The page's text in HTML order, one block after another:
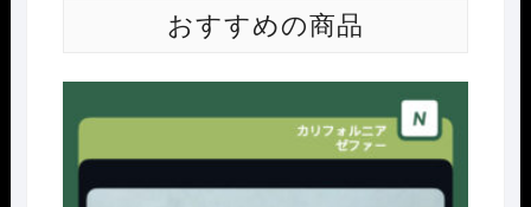
おすすめの商品